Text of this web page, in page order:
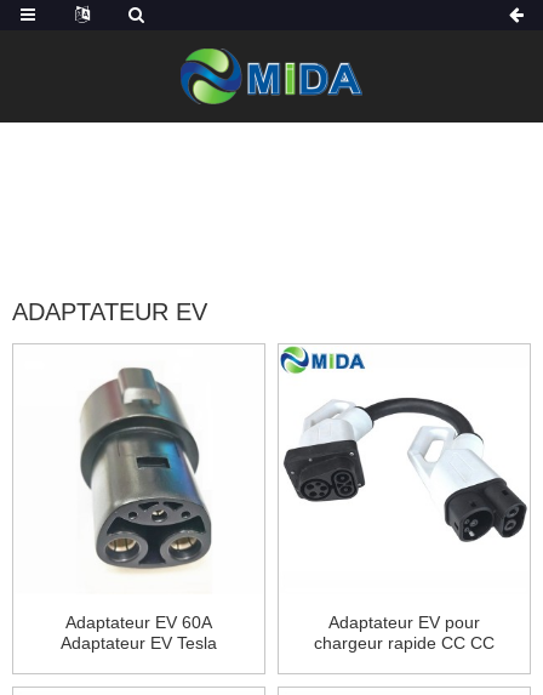
ADAPTATEUR EV
Adaptateur EV 60A
Adaptateur EV Tesla
Plug pour véhicules
Adaptateur EV pour
chargeur rapide CC CC
EV